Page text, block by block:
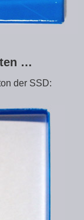
…
der SSD: